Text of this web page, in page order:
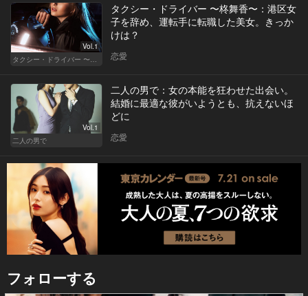
Vol.1
タクシー・ドライバー 〜柊舞香〜：港区女
子を辞め、運転手に転職した美女。きっか
けは？
恋愛
Vol.1
二人の男で
二人の男で：女の本能を狂わせた出会い。
結婚に最適な彼がいようとも、抗えないほ
どに
恋愛
フォローする